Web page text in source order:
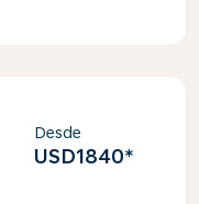
Desde
USD1840*